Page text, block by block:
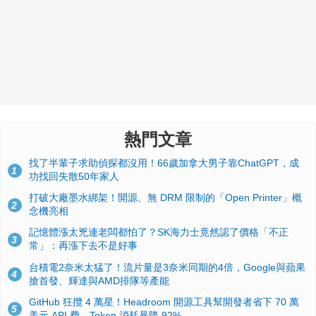
熱門文章
1
找了半輩子求助偵探都沒用！66歲加拿大男子靠ChatGPT，成
功找回失散50年家人
2
打破大廠墨水綁架！開源、無 DRM 限制的「Open Printer」概
念機亮相
3
記憶體漲太兇連老闆都怕了？SK海力士竟然認了價格「不正
常」：再漲下去不是好事
4
台積電2奈米太猛了！流片量是3奈米同期的4倍，Google與蘋果
搶首發、輝達與AMD排隊等產能
5
GitHub 狂攬 4 萬星！Headroom 開源工具幫開發者省下 70 萬